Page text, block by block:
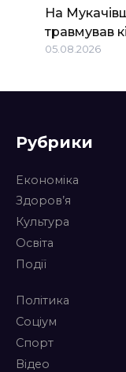
На
травмував
05.08.2026
Рубрики
Економіка
Здоров’я
Культура
Освіта
Події
Політика
Соціум
Спорт
Відео